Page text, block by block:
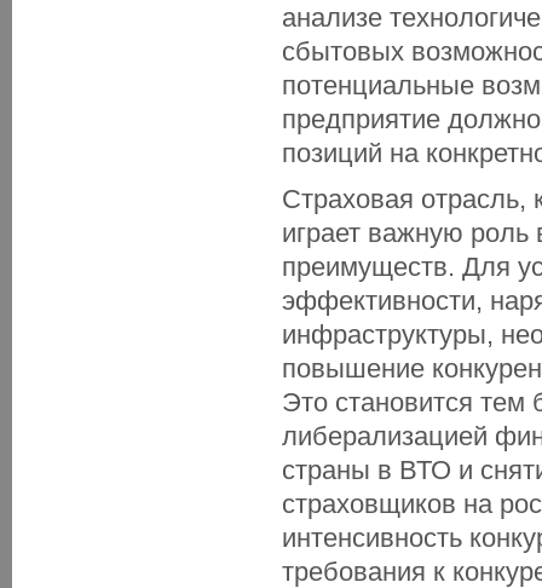
анализе
сбытовых
потенциальные
предприятие
позиций на
Страховая отрасль,
играет важную роль
преимуществ. Для
эффективности,
инфраструктуры,
повышение
Это становится тем
либерализацией
страны в ВТО и
страховщиков на
интенсивность
требования к